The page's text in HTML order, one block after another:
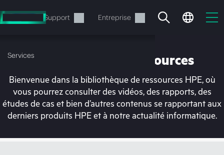
au
contenu
Support Entreprise
Services
Votre panier est
Bibliothèque de ressources
Bienvenue dans la bibliothèque de ressources HPE, où
vous pourrez consulter des vidéos, des rapports, des
études de cas et bien d’autres contenus se rapportant aux
derniers produits HPE et à notre actualité informatique.